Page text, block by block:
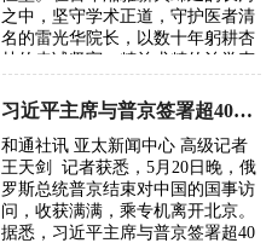
之中，坚守学术正道，守护医者清
名的雷光华院长，以数十年躬耕杏
林的赤诚坚守、精益求精的治学态
术、师德、…
习近平主席与普京签署超40份文件：中俄战略深度绑定
和通社讯 亚太新闻中心 高级记者
王天剑 记者获悉，5月20日晚，俄
罗斯总统普京结束对中国的国事访
问，收获满满，乘专机离开北京。
据悉，习近平主席与普京签署超40